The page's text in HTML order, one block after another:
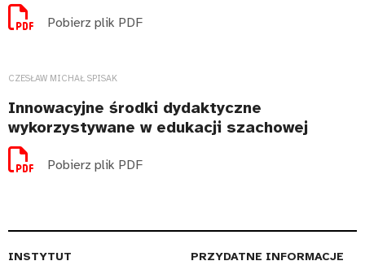
Pobierz plik PDF
CZESŁAW MICHAŁ SPISAK
Innowacyjne środki dydaktyczne
wykorzystywane w edukacji szachowej
Pobierz plik PDF
INSTYTUT PRZYDATNE INFORMACJE